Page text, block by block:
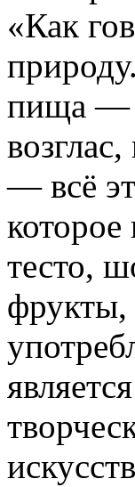
«Как
пища —
— всё
тесто,
фрукты,